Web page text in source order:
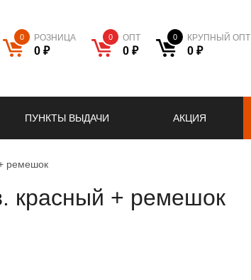
0 РОЗНИЦА
0 ₽
0 ОПТ
0 ₽
0 КРУПНЫЙ ОПТ
0 ₽
ПУНКТЫ ВЫДАЧИ АКЦИЯ
ремешок
красный + ремешок